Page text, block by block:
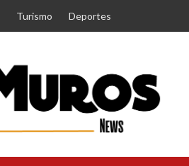
Turismo Deportes